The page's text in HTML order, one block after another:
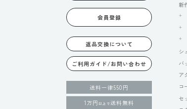
会員登録
返品交換について
ご利用ガイド/お問い合わせ
送料一律550円
1万円以上で送料無料
新
シ
バ
ア
コ
セ